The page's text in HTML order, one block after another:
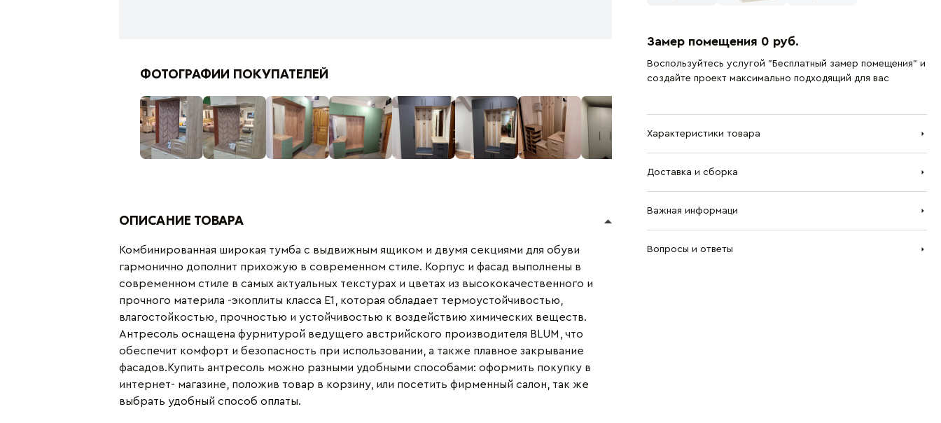
ФОТОГРАФИИ ПОКУПАТЕЛЕЙ
ОПИСАНИЕ ТОВАРА
Комбинированная широкая тумба с выдвижным ящиком и двумя секциями для обуви
гармонично дополнит прихожую в современном стиле. Корпус и фасад выполнены в
современном стиле в самых актуальных текстурах и цветах из высококачественного и
прочного материла -экоплиты класса Е1, которая обладает термоустойчивостью,
влагостойкостью, прочностью и устойчивостью к воздействию химических веществ.
Антресоль оснащена фурнитурой ведущего австрийского производителя BLUM, что
обеспечит комфорт и безопасность при использовании, а также плавное закрывание
фасадов.Купить антресоль можно разными удобными способами: оформить покупку в
интернет- магазине, положив товар в корзину, или посетить фирменный салон, так же
выбрать удобный способ оплаты.
Замер помещения 0 руб.
Воспользуйтесь услугой "Бесплатный замер помещения" и
создайте проект максимально подходящий для вас
Характеристики товара
Доставка и сборка
Важная информаци
Вопросы и ответы